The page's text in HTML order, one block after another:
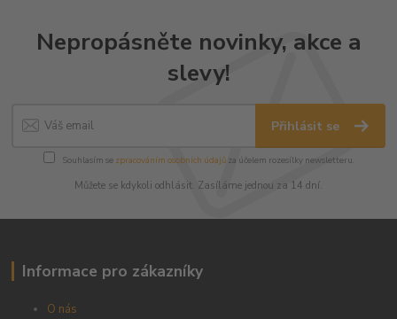
Nepropásněte novinky, akce a
slevy!
Přihlásit se
Souhlasím se zpracováním osobních údajůza účelem rozesílky newsletteru.
Můžete se kdykoli odhlásit. Zasíláme jednou za 14 dní.
Informace pro zákazníky
O nás